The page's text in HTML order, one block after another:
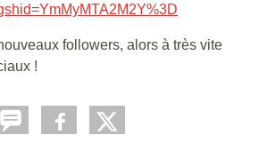
followers, alors à très vite
!